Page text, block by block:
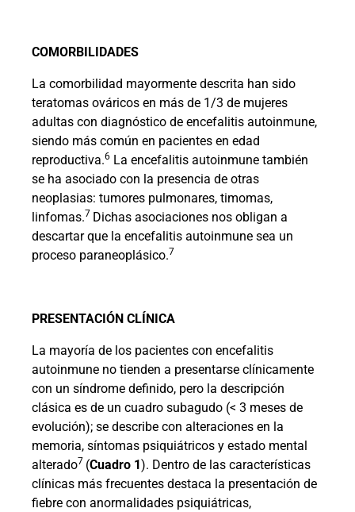
COMORBILIDADES
La comorbilidad mayormente descrita han sido
teratomas ováricos en más de 1/3 de mujeres
adultas con diagnóstico de encefalitis autoinmune,
siendo más común en pacientes en edad
reproductiva.6 La encefalitis autoinmune también
se ha asociado con la presencia de otras
neoplasias: tumores pulmonares, timomas,
linfomas.7 Dichas asociaciones nos obligan a
descartar que la encefalitis autoinmune sea un
proceso paraneoplásico.7
PRESENTACIÓN CLÍNICA
La mayoría de los pacientes con encefalitis
autoinmune no tienden a presentarse clínicamente
con un síndrome definido, pero la descripción
clásica es de un cuadro subagudo (< 3 meses de
evolución); se describe con alteraciones en la
memoria, síntomas psiquiátricos y estado mental
alterado7 (Cuadro 1). Dentro de las características
clínicas más frecuentes destaca la presentación de
fiebre con anormalidades psiquiátricas,